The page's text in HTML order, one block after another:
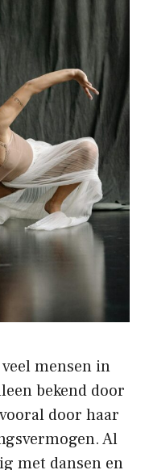
mensen in
bekend door
door haar
Al
met dansen en